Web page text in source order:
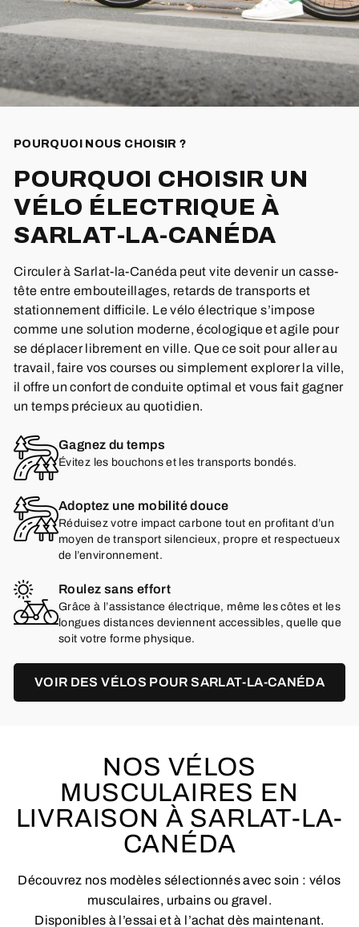
POURQUOI NOUS CHOISIR ?
POURQUOI CHOISIR UN
VÉLO ÉLECTRIQUE À
SARLAT-LA-CANÉDA
Circuler à Sarlat-la-Canéda peut vite devenir un casse-
tête entre embouteillages, retards de transports et
stationnement difficile. Le vélo électrique s’impose
comme une solution moderne, écologique et agile pour
se déplacer librement en ville. Que ce soit pour aller au
travail, faire vos courses ou simplement explorer la ville,
il offre un confort de conduite optimal et vous fait gagner
un temps précieux au quotidien.
Gagnez du temps
Évitez les bouchons et les transports bondés.
Adoptez une mobilité douce
Réduisez votre impact carbone tout en profitant d’un
moyen de transport silencieux, propre et respectueux
de l’environnement.
Roulez sans effort
Grâce à l’assistance électrique, même les côtes et les
longues distances deviennent accessibles, quelle que
soit votre forme physique.
VOIR DES VÉLOS POUR SARLAT-LA-CANÉDA
NOS VÉLOS
MUSCULAIRES EN
LIVRAISON À SARLAT-LA-
CANÉDA
Découvrez nos modèles sélectionnés avec soin : vélos
musculaires, urbains ou gravel.
Disponibles à l’essai et à l’achat dès maintenant.